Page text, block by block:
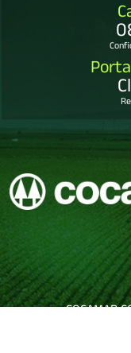
COCAMAR